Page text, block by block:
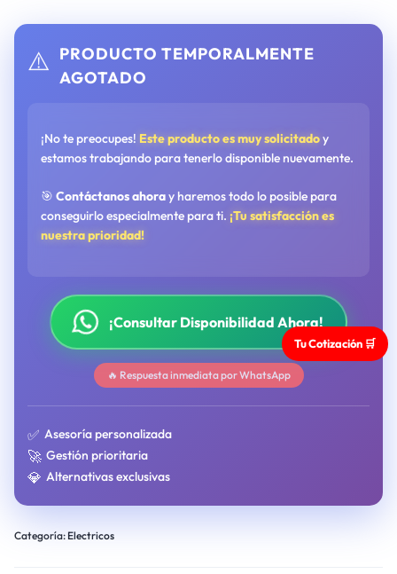
⚠️ PRODUCTO TEMPORALMENTE
AGOTADO
¡No te preocupes! Este producto es muy solicitadoy
estamos trabajando para tenerlo disponible nuevamente.
🎯 Contáctanos ahoray haremos todo lo posible para
conseguirlo especialmente para ti. ¡Tu satisfacción es
nuestra prioridad!
¡Consultar Disponibilidad Ahora!
🔥 Respuesta inmediata por WhatsApp
✅ Asesoría personalizada
🚀 Gestión prioritaria
💎 Alternativas exclusivas
Categoría: Electricos
Tu Cotización 🛒